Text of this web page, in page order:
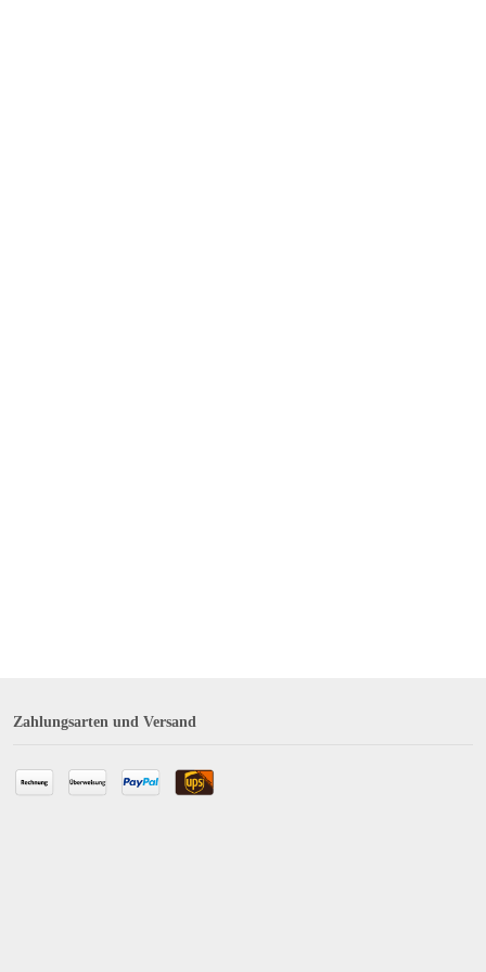
Zahlungsarten und Versand